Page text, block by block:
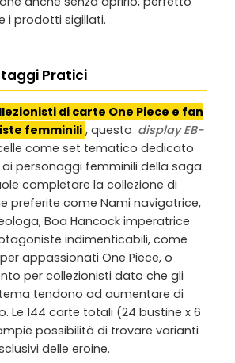
i prodotti sigillati.
Pratici
di carte One Piece e fan
femminili , questo display EB-
come set tematico dedicato
personaggi femminili della saga.
completare la collezione di
preferite come Nami navigatrice,
Boa Hancock imperatrice
indimenticabili, come
appassionati One Piece, o
per collezionisti dato che gli
tendono ad aumentare di
Le 144 carte totali (24 bustine x 6
possibilità di trovare varianti
delle eroine.